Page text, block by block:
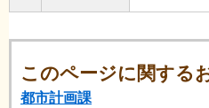
このページに関する
都市計画課